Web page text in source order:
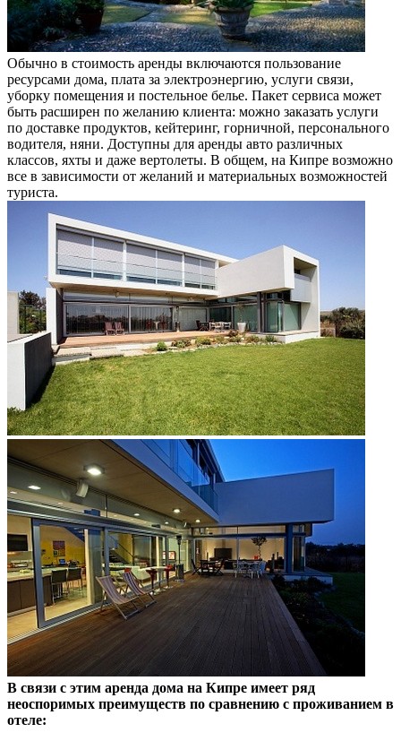
Обычно в стоимость аренды включаются пользование
ресурсами дома, плата за электроэнергию, услуги связи,
уборку помещения и постельное белье. Пакет сервиса может
быть расширен по желанию клиента: можно заказать услуги
по доставке продуктов, кейтеринг, горничной, персонального
водителя, няни. Доступны для аренды авто различных
классов, яхты и даже вертолеты. В общем, на Кипре возможно
все в зависимости от желаний и материальных возможностей
туриста.
В связи с этим аренда дома на Кипре имеет ряд
неоспоримых преимуществ по сравнению с проживанием в
отеле: